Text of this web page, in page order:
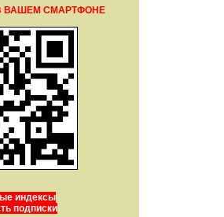
ВАШЕМ СМАРТФОНЕ
индексы
подписки